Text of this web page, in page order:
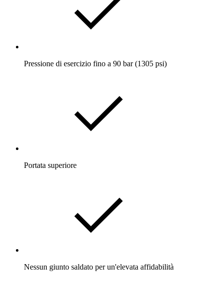
Pressione di esercizio fino a 90 bar (1305 psi)
Portata superiore
Nessun giunto saldato per un'elevata affidabilità